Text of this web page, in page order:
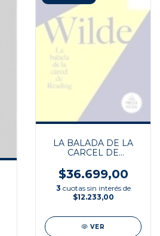
LA BALADA DE LA
CARCEL DE
$36.699,00
3 cuotas sin interés de
$12.233,00
VER